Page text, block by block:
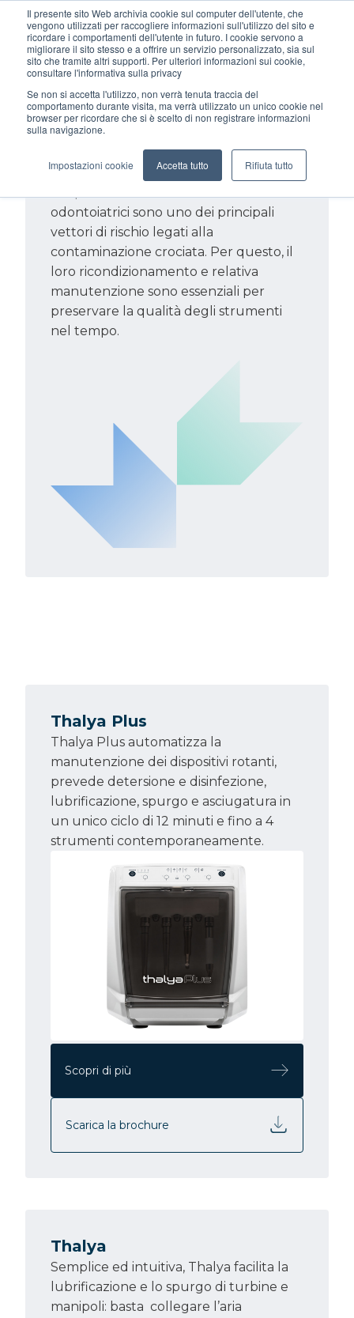
Il presente sito Web archivia cookie sul computer dell'utente, che
vengono utilizzati per raccogliere informazioni sull'utilizzo del sito e
ricordare i comportamenti dell'utente in futuro. I cookie servono a
migliorare il sito stesso e a offrire un servizio personalizzato, sia sul
sito che tramite altri supporti. Per ulteriori informazioni sui cookie,
consultare l'informativa sulla privacy
Se non si accetta l'utilizzo, non verrà tenuta traccia del
comportamento durante visita, ma verrà utilizzato un unico cookie nel
browser per ricordare che si è scelto di non registrare informazioni
sulla navigazione.
Impostazioni cookie Accetta tutto Rifiuta tutto
Manutenzione dei
dispositivi rotanti
odontoiatrici sono uno dei principali
vettori di rischio legati alla
contaminazione crociata. Per questo, il
loro ricondizionamento e relativa
manutenzione sono essenziali per
preservare la qualità degli strumenti
nel tempo.
Thalya Plus
Thalya Plus automatizza la
manutenzione dei dispositivi rotanti,
prevede detersione e disinfezione,
lubrificazione, spurgo e asciugatura in
un unico ciclo di 12 minuti e fino a 4
strumenti contemporaneamente.
Scopri di più
Scarica la brochure
Thalya
Semplice ed intuitiva, Thalya facilita la
lubrificazione e lo spurgo di turbine e
manipoli: basta collegare l’aria